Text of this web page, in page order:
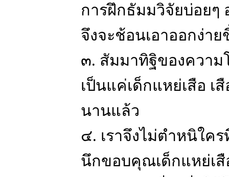
การฝึกธัมมวิจัยบ่อยๆ
จึงจะช้อนเอาออกง่า
๓. สัมมาทิฐิของความ
เป็นแค่เด็กแหย่เสือ เ
นานแล้ว
๔. เราจึงไม่ตำหนิใค
นึกขอบคุณเด็กแหย่เสื